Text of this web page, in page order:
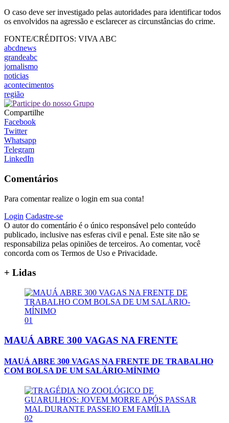
O caso deve ser investigado pelas autoridades para identificar todos
os envolvidos na agressão e esclarecer as circunstâncias do crime.
FONTE/CRÉDITOS: VIVA ABC
abcdnews
grandeabc
jornalismo
noticias
acontecimentos
região
Compartilhe
Facebook
Twitter
Whatsapp
Telegram
LinkedIn
Comentários
Para comentar realize o login em sua conta!
Login Cadastre-se
O autor do comentário é o único responsável pelo conteúdo
publicado, inclusive nas esferas civil e penal. Este site não se
responsabiliza pelas opiniões de terceiros. Ao comentar, você
concorda com os Termos de Uso e Privacidade.
+ Lidas
01
MAUÁ ABRE 300 VAGAS NA FRENTE
MAUÁ ABRE 300 VAGAS NA FRENTE DE TRABALHO
COM BOLSA DE UM SALÁRIO-MÍNIMO
02